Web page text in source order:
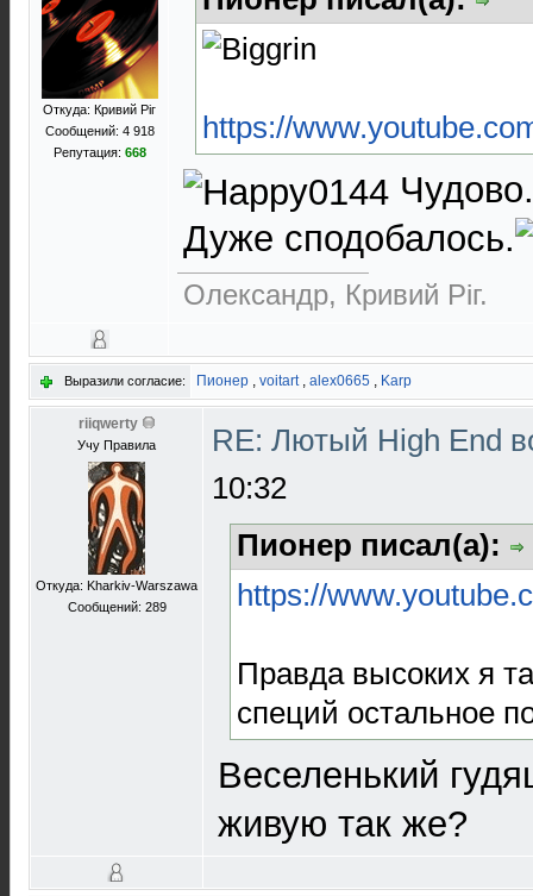
Откуда: Кривий Рiг
Сообщений: 4 918
Репутация: 668
https://
Чудово.
Дуже сподобалось.
Олександр, Кривий Рiг.
Выразили согласие: Пионер , voitart, alex0665 , Karp
riiqwerty
Учу Правила
Откуда: Kharkiv-Warszawa
Сообщений: 289
RE: Лютый High End
10:32
Пионер писал(а):
https://
Правда высоких я
специй остальное
Веселенький
живую так же?